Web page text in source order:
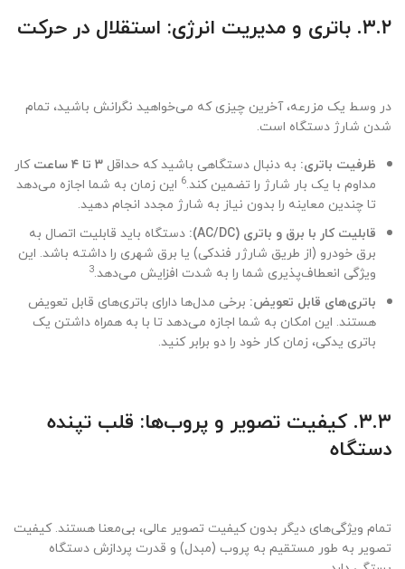
۳.۲. باتری و مدیریت انرژی: استقلال در حرکت
در وسط یک مزرعه، آخرین چیزی که می‌خواهید نگرانش باشید، تمام
شدن شارژ دستگاه است.
ظرفیت باتری: به دنبال دستگاهی باشید که حداقل ۳ تا ۴ ساعت
کار
مداوم با یک بار شارژ را تضمین کند.6 این زمان به شما اجازه می‌دهد
تا چندین معاینه را بدون نیاز به شارژ مجدد انجام دهید.
قابلیت کار با برق و باتری (AC/DC):
دستگاه باید قابلیت اتصال به
برق خودرو (از طریق شارژر فندکی) یا برق شهری را داشته باشد. این
ویژگی انعطاف‌پذیری شما را به شدت افزایش می‌دهد.3
باتری‌های قابل تعویض: برخی مدل‌ها دارای باتری‌های قابل تعویض
هستند. این امکان به شما اجازه می‌دهد تا با به همراه داشتن یک
باتری یدکی، زمان کار خود را دو برابر کنید.
۳.۳. کیفیت تصویر و پروب‌ها: قلب تپنده
دستگاه
تمام ویژگی‌های دیگر بدون کیفیت تصویر عالی، بی‌معنا هستند. کیفیت
تصویر به طور مستقیم به پروب (مبدل) و قدرت پردازش دستگاه